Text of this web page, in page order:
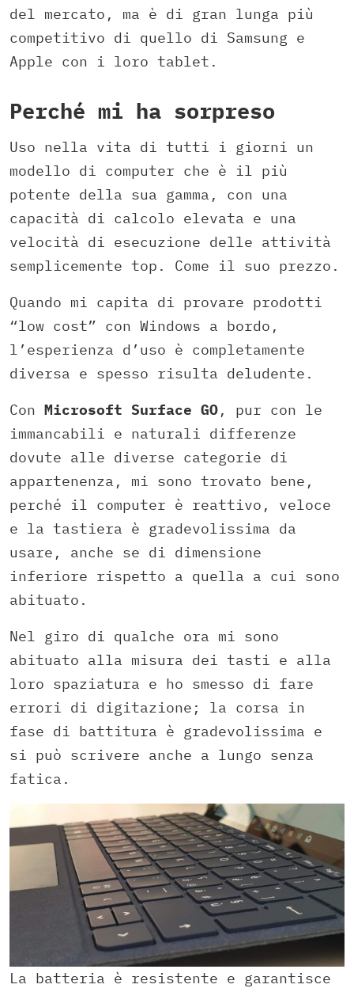
del mercato, ma è di gran lunga più
competitivo di quello di Samsung e
Apple con i loro tablet.
Perché mi ha sorpreso
Uso nella vita di tutti i giorni un
modello di computer che è il più
potente della sua gamma, con una
capacità di calcolo elevata e una
velocità di esecuzione delle attività
semplicemente top. Come il suo prezzo.
Quando mi capita di provare prodotti
“low cost” con Windows a bordo,
l’esperienza d’uso è completamente
diversa e spesso risulta deludente.
Con Microsoft Surface GO, pur con le
immancabili e naturali differenze
dovute alle diverse categorie di
appartenenza, mi sono trovato bene,
perché il computer è reattivo, veloce
e la tastiera è gradevolissima da
usare, anche se di dimensione
inferiore rispetto a quella a cui sono
abituato.
Nel giro di qualche ora mi sono
abituato alla misura dei tasti e alla
loro spaziatura e ho smesso di fare
errori di digitazione; la corsa in
fase di battitura è gradevolissima e
si può scrivere anche a lungo senza
fatica.
La batteria è resistente e garantisce